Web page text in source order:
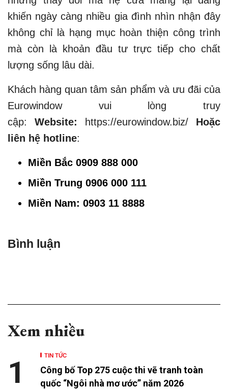
khiến ngày càng nhiều gia đình nhìn nhận đây
không chỉ là hạng mục hoàn thiện công trình
mà còn là khoản đầu tư trực tiếp cho chất
lượng sống lâu dài.
Khách hàng quan tâm sản phẩm và ưu đãi của
Eurowindow vui lòng truy
cập:
Website: https://eurowindow.biz/ Hoặc
liên hệ hotline:
Miền Bắc 0909 888 000
Miền Trung 0906 000 111
Miền Nam: 0903 11 8888
Bình luận
Xem nhiều
TIN TỨC
Công bố Top 275 cuộc thi vẽ tranh toàn
quốc “Ngôi nhà mơ ước” năm 2026
1